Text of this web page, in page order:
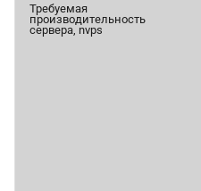
Требуемая
производительность
сервера, nvps